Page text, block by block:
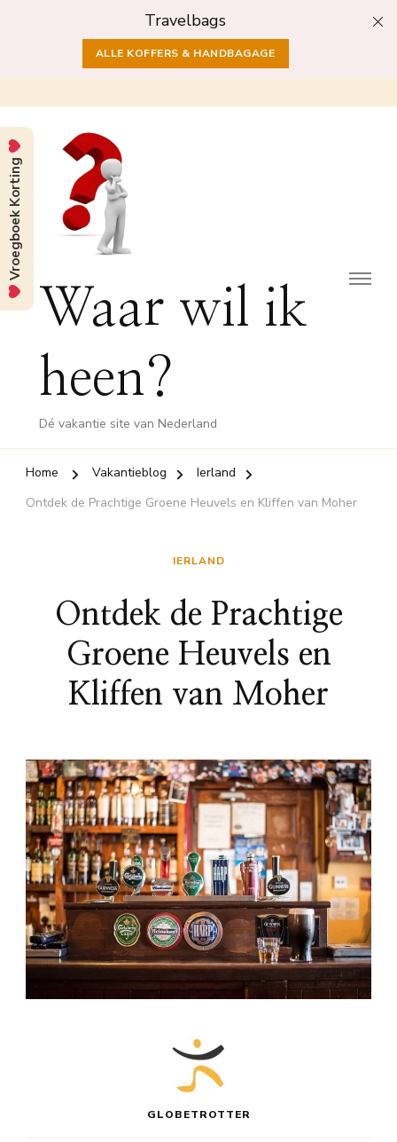
Travelbags
ALLE KOFFERS & HANDBAGAGE
Waar wil ik
heen?
Dé vakantie site van Nederland
Home Vakantieblog
Ierland
Ontdek de Prachtige Groene Heuvels en Kliffen van Moher
IERLAND
Ontdek de Prachtige
Groene Heuvels en
Kliffen van Moher
GLOBETROTTER
Vroegboek Korting